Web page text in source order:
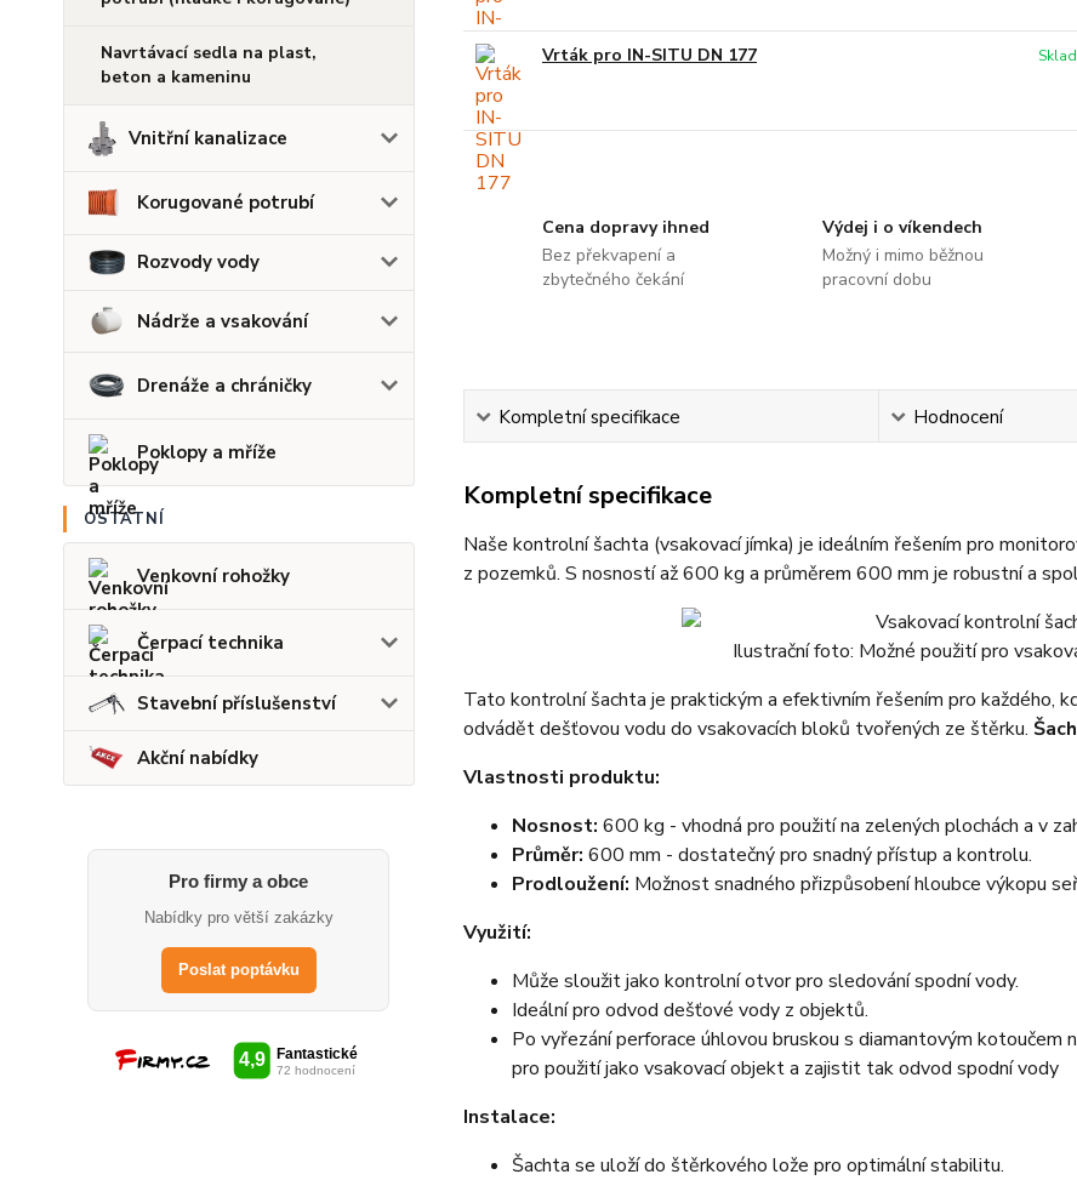
Navrtávací sedla na plast,
beton a kameninu
Vnitřní kanalizace
Korugované potrubí
Rozvody vody
Nádrže a vsakování
Drenáže a chráničky
Poklopy a mříže
OSTATNÍ
Venkovní rohožky
Čerpací technika
Stavební příslušenství
Akční nabídky
Pro firmy a obce
Nabídky pro větší zakázky
Poslat poptávku
Vrták pro IN-SITU DN 177
Cena dopravy ihned
Bez překvapení a
zbytečného čekání
Výdej i o víkendech
Možný i mimo běžnou
pracovní dobu
Kompletní specifikace Hodnocení
Kompletní specifikace
Naše kontrolní šachta (vsakovací jímka) je ideálním řešením pro
z pozemků. S nosností až 600 kg a průměrem 600 mm je robustní a
Ilustrační foto: Možné použití pro
Tato kontrolní šachta je praktickým a efektivním řešením pro každého,
odvádět dešťovou vodu do vsakovacích bloků tvořených ze štěrku.
Vlastnosti produktu:
Nosnost: 600 kg - vhodná pro použití na zelených plochách a v
Průměr: 600 mm - dostatečný pro snadný přístup a kontrolu.
Prodloužení: Možnost snadného přizpůsobení hloubce výkopu
Využití:
Může sloužit jako kontrolní otvor pro sledování spodní vody.
Ideální pro odvod dešťové vody z objektů.
Po vyřezání perforace úhlovou bruskou s diamantovým
pro použití jako vsakovací objekt a zajistit tak odvod spodní vody
Instalace:
Šachta se uloží do štěrkového lože pro optimální stabilitu.